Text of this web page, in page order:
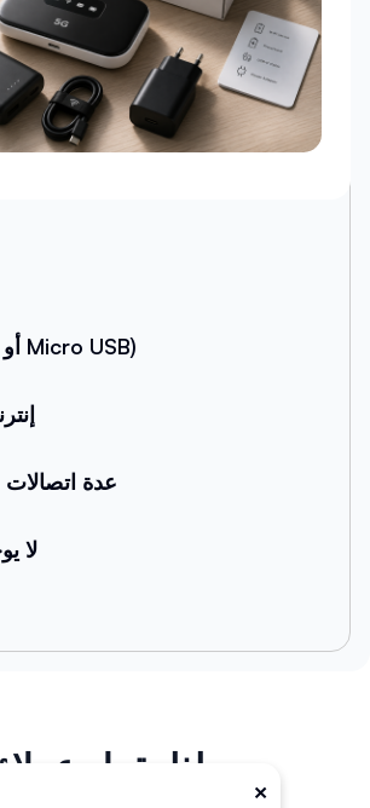
كابل (USB-C أو Micro USB)
عدة
لا
ماذا يقول
×